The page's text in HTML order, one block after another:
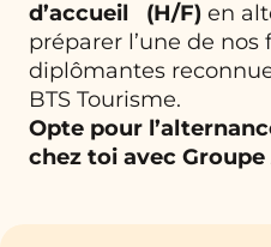
d’accueil
(H/F) en
préparer l’une de
diplômantes
BTS Tourisme.
Opte pour
chez toi avec